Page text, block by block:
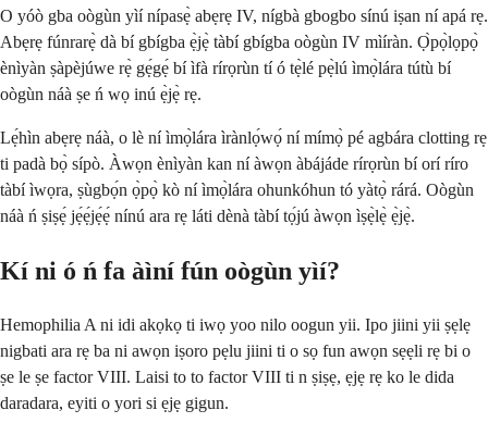
O yóò gba oògùn yìí nípasẹ̀ abẹrẹ IV, nígbà gbogbo sínú iṣan ní apá rẹ.
Abẹrẹ fúnrarẹ̀ dà bí gbígba ẹ̀jẹ̀ tàbí gbígba oògùn IV mìíràn. Ọ̀pọ̀lọpọ̀
ènìyàn ṣàpèjúwe rẹ̀ gẹ́gẹ́ bí ìfà rírọrùn tí ó tẹ̀lé pẹ̀lú ìmọ̀lára tútù bí
oògùn náà ṣe ń wọ inú ẹ̀jẹ̀ rẹ.
Lẹ́hìn abẹrẹ náà, o lè ní ìmọ̀lára ìrànlọ́wọ́ ní mímọ̀ pé agbára clotting rẹ
ti padà bọ̀ sípò. Àwọn ènìyàn kan ní àwọn àbájáde rírọrùn bí orí ríro
tàbí ìwọra, ṣùgbọ́n ọ̀pọ̀ kò ní ìmọ̀lára ohunkóhun tó yàtọ̀ rárá. Oògùn
náà ń ṣiṣẹ́ jẹ́ẹ́jẹ́ẹ́ nínú ara rẹ láti dènà tàbí tọ́jú àwọn ìṣẹ̀lẹ̀ ẹ̀jẹ̀.
Kí ni ó ń fa àìní fún oògùn yìí?
Hemophilia A ni idi akọkọ ti iwọ yoo nilo oogun yii. Ipo jiini yii ṣẹlẹ
nigbati ara rẹ ba ni awọn iṣoro pẹlu jiini ti o sọ fun awọn sẹẹli rẹ bi o
ṣe le ṣe factor VIII. Laisi to to factor VIII ti n ṣiṣẹ, ẹjẹ rẹ ko le dida
daradara, eyiti o yori si ẹjẹ gigun.